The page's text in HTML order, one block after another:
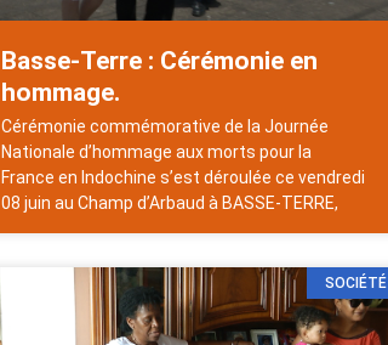
Basse-Terre : Cérémonie en
hommage.
Cérémonie commémorative de la Journée
Nationale d’hommage aux morts pour la
France en Indochine s’est déroulée ce vendredi
08 juin au Champ d’Arbaud à BASSE-TERRE,
SOCIÉTÉ